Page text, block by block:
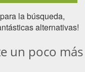
la búsqueda,
alternativas!
un poco más